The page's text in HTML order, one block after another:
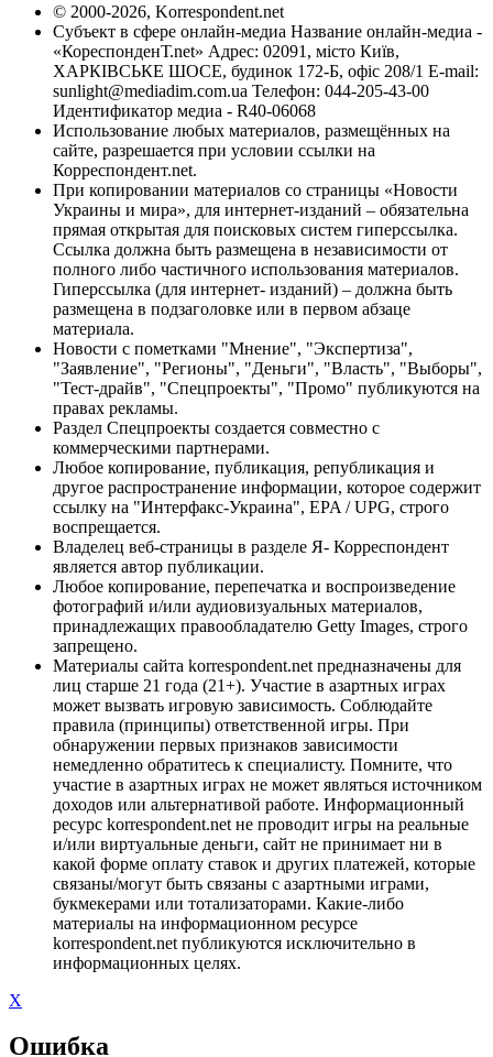
© 2000-2026, Korrespondent.net
Субъект в сфере онлайн-медиа Название онлайн-медиа -
«КореспонденТ.net» Адрес: 02091, місто Київ,
ХАРКІВСЬКЕ ШОСЕ, будинок 172-Б, офіс 208/1 E-mail:
sunlight@mediadim.com.ua Телефон: 044-205-43-00
Идентификатор медиа - R40-06068
Использование любых материалов, размещённых на
сайте, разрешается при условии ссылки на
Корреспондент.net.
При копировании материалов со страницы «Новости
Украины и мира», для интернет-изданий – обязательна
прямая открытая для поисковых систем гиперссылка.
Ссылка должна быть размещена в независимости от
полного либо частичного использования материалов.
Гиперссылка (для интернет- изданий) – должна быть
размещена в подзаголовке или в первом абзаце
материала.
Новости с пометками "Мнение", "Экспертиза",
"Заявление", "Регионы", "Деньги", "Власть", "Выборы",
"Тест-драйв", "Спецпроекты", "Промо" публикуются на
правах рекламы.
Раздел Спецпроекты создается совместно с
коммерческими партнерами.
Любое копирование, публикация, републикация и
другое распространение информации, которое содержит
ссылку на "Интерфакс-Украина", EPA / UPG, строго
воспрещается.
Владелец веб-страницы в разделе Я- Корреспондент
является автор публикации.
Любое копирование, перепечатка и воспроизведение
фотографий и/или аудиовизуальных материалов,
принадлежащих правообладателю Getty Images, строго
запрещено.
Материалы сайта korrespondent.net предназначены для
лиц старше 21 года (21+). Участие в азартных играх
может вызвать игровую зависимость. Соблюдайте
правила (принципы) ответственной игры. При
обнаружении первых признаков зависимости
немедленно обратитесь к специалисту. Помните, что
участие в азартных играх не может являться источником
доходов или альтернативой работе. Информационный
ресурс korrespondent.net не проводит игры на реальные
и/или виртуальные деньги, сайт не принимает ни в
какой форме оплату ставок и других платежей, которые
связаны/могут быть связаны с азартными играми,
букмекерами или тотализаторами. Какие-либо
материалы на информационном ресурсе
korrespondent.net публикуются исключительно в
информационных целях.
X
Ошибка